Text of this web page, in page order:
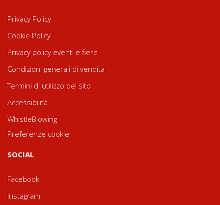
Privacy Policy
Cookie Policy
Privacy policy eventi e fiere
Condizioni generali di vendita
Termini di utilizzo del sito
Accessibilità
WhistleBlowing
Preferenze cookie
SOCIAL
Facebook
Instagram